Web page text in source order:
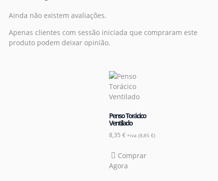
Ainda não existem avaliações.
Apenas clientes com sessão iniciada que compraram este
produto podem deixar opinião.
Penso Torácico
Ventilado
8,35 € +iva (8,85 €)
Comprar
Agora